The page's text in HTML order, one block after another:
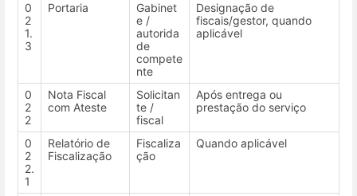
0
2
1.
3
Portaria
Gabinet
e /
autorida
de
compete
nte
Designação de
fiscais/gestor, quando
aplicável
0
2
2
Nota Fiscal
com Ateste
Solicitan
te /
fiscal
Após entrega ou
prestação do serviço
0
2
2.
1
Relatório de
Fiscalização
Fiscaliza
ção
Quando aplicável